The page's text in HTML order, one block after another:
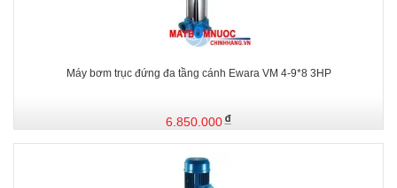
Máy bơm trục đứng đa tầng cánh Ewara VM 4-9*8 3HP
6.850.000